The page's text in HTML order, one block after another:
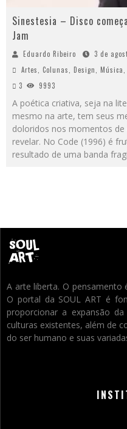
Sinestesia – Disco
Jam
Eduardo Ribeiro
3 de
Artes, Colunas, Design, Música,
3
9993
A poética criativa, seja na
mesmo na arte, tem seus
doloridos nos momentos
revelar. No Code (1996) é
resultado de uma banda
A arte liberta. O pensamento
O portal da SOUL ART é
proporcionar a expansão
culturas existentes, além de
do ser humano e suas